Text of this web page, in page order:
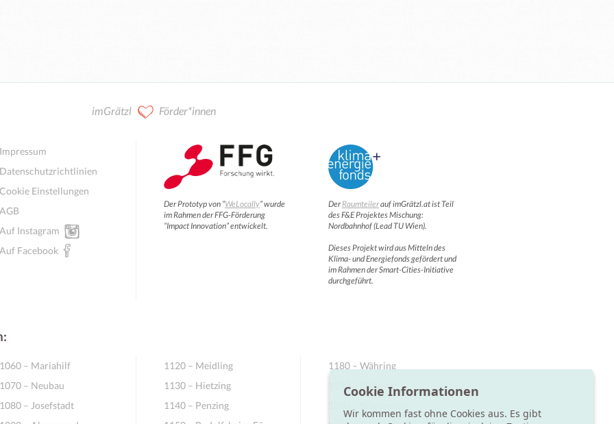
imGrätzl Förder*innen
Impressum
Datenschutzrichtlinien
Cookie Einstellungen
AGB
Auf Instagram
Auf Facebook
Der Prototyp von “WeLocally” wurde
im Rahmen der FFG-Förderung
“Impact Innovation” entwickelt.
DerRaumteilerauf imGrätzl.at ist Teil
des F&E Projektes Mischung:
Nordbahnhof (Lead TU Wien).
Dieses Projekt wird aus Mitteln des
Klima- und Energiefonds gefördert und
im Rahmen der Smart-Cities-Initiative
durchgeführt.
1060 – Mariahilf
1070 – Neubau
1080 – Josefstadt
1120 – Meidling
1130 – Hietzing
1140 – Penzing
1180 – Währing
1190 – Döbling
1200 – Brigittenau
Cookie Informationen
Wir kommen fast ohne Cookies aus. Es gibt